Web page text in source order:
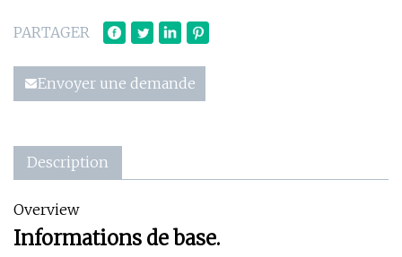
PARTAGER
Envoyer une demande
Description
Overview
Informations de base.